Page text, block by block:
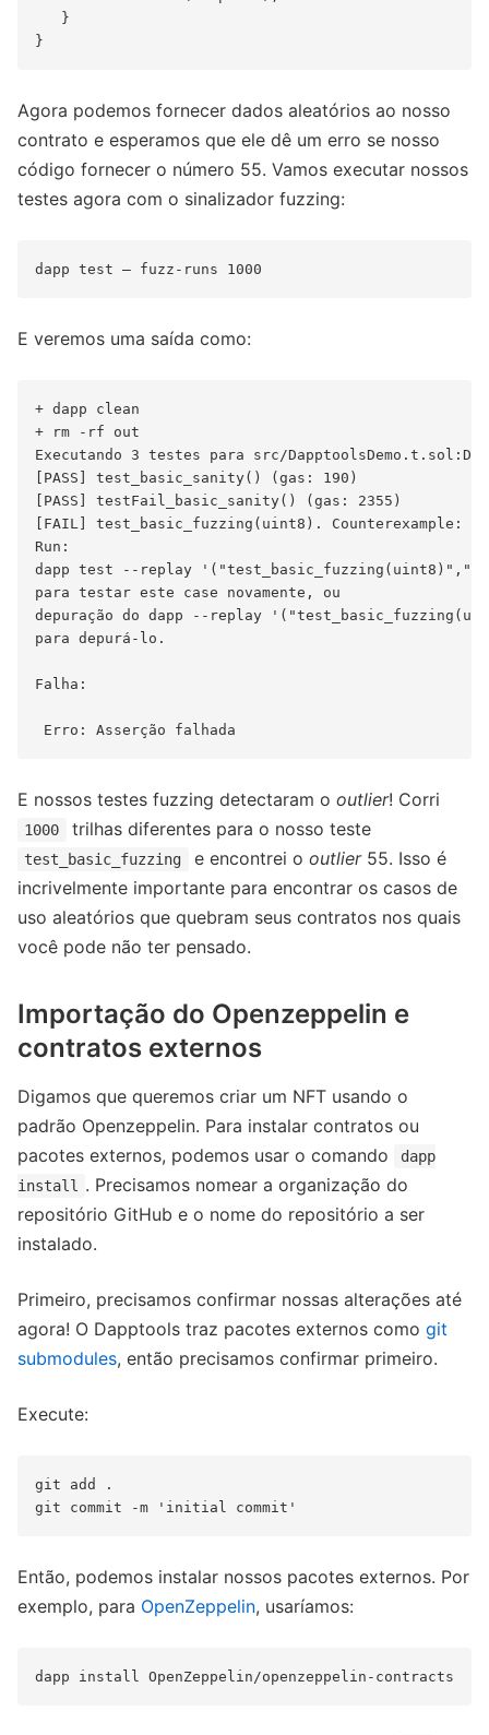
   }
Agora podemos fornecer dados aleatórios ao nosso
contrato e esperamos que ele dê um erro se nosso
código fornecer o número 55. Vamos executar nossos
testes agora com o sinalizador fuzzing:
E veremos uma saída como:
+ dapp clean
+ rm -rf out
Executando 3 testes para src/
[PASS] test_basic_sanity() (gas: 190)
[PASS] testFail_basic_sanity() (gas: 2355)
[FAIL] test_basic_fuzzing(uint8). Counterexample:
Run:
dapp test --replay
para testar este case novamente, ou
depuração do dapp --replay
para depurá-lo.
Falha:
E nossos testes fuzzing detectaram o outlier! Corri
1000 trilhas diferentes para o nosso teste
test_basic_fuzzing e encontrei o outlier55. Isso é
incrivelmente importante para encontrar os casos de
uso aleatórios que quebram seus contratos nos quais
você pode não ter pensado.
Importação do Openzeppelin e
contratos externos
Digamos que queremos criar um NFT usando o
padrão Openzeppelin. Para instalar contratos ou
pacotes externos, podemos usar o comando
dapp
install
. Precisamos nomear a organização do
repositório GitHub e o nome do repositório a ser
instalado.
Primeiro, precisamos confirmar nossas alterações até
agora! O Dapptools traz pacotes externos como git
submodules, então precisamos confirmar primeiro.
Execute:
git add .
Então, podemos instalar nossos pacotes externos. Por
exemplo, para OpenZeppelin, usaríamos: